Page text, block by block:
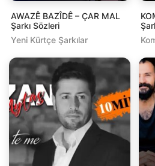
AWAZÊ BAZÎDÊ – ÇAR MAL
Şarkı Sözleri
Yeni Kürtçe Şarkılar